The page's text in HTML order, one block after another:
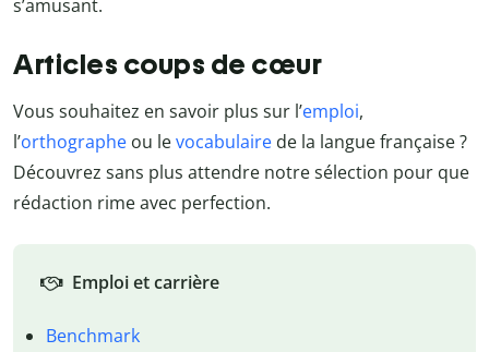
s’amusant.
Articles coups de cœur
Vous souhaitez en savoir plus sur l’emploi,
l’orthographe ou levocabulaire de la langue française ?
Découvrez sans plus attendre notre sélection pour que
rédaction rime avec perfection.
Emploi et carrière
Benchmark